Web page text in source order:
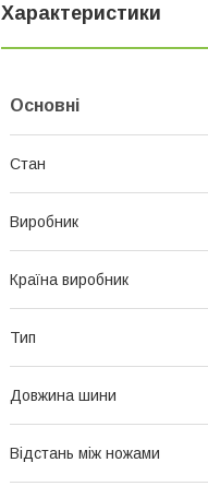
Характеристики
Основні
Стан
Виробник
Країна виробник
Тип
Довжина шини
Відстань між ножами